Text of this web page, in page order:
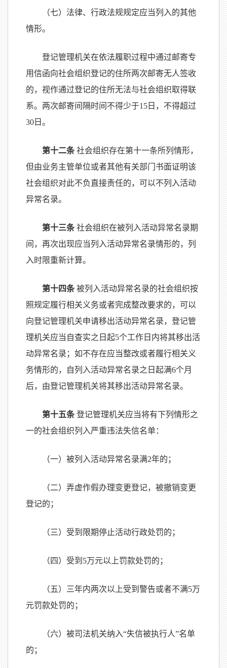
（七）法律、行政法规规定应当列入的其他
情形。
登记管理机关在依法履职过程中通过邮寄专
用信函向社会组织登记的住所两次邮寄无人签收
的，视作通过登记的住所无法与社会组织取得联
系。两次邮寄间隔时间不得少于15日，不得超过
30日。
第十二条社会组织存在第十一条所列情形，
但由业务主管单位或者其他有关部门书面证明该
社会组织对此不负直接责任的，可以不列入活动
异常名录。
第十三条社会组织在被列入活动异常名录期
间，再次出现应当列入活动异常名录情形的，列
入时限重新计算。
第十四条被列入活动异常名录的社会组织按
照规定履行相关义务或者完成整改要求的，可以
向登记管理机关申请移出活动异常名录，登记管
理机关应当自查实之日起5个工作日内将其移出活
动异常名录；如不存在应当整改或者履行相关义
务情形的，自列入活动异常名录之日起满6个月
后，由登记管理机关将其移出活动异常名录。
第十五条登记管理机关应当将有下列情形之
一的社会组织列入严重违法失信名单：
（一）被列入活动异常名录满2年的；
（二）弄虚作假办理变更登记，被撤销变更
登记的；
（三）受到限期停止活动行政处罚的；
（四）受到5万元以上罚款处罚的；
（五）三年内两次以上受到警告或者不满5万
元罚款处罚的；
（六）被司法机关纳入“失信被执行人”名单
的；